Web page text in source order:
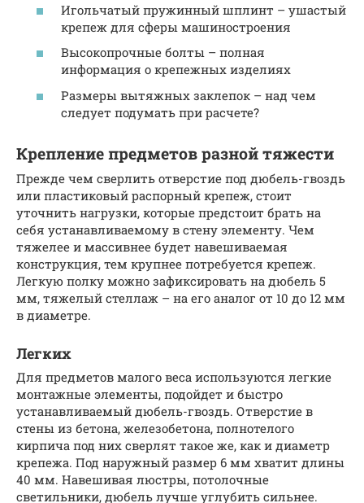
Игольчатый пружинный шплинт – ушастый
крепеж для сферы машиностроения
Высокопрочные болты – полная
информация о крепежных изделиях
Размеры вытяжных заклепок – над чем
следует подумать при расчете?
Крепление предметов разной тяжести
Прежде чем сверлить отверстие под дюбель-гвоздь
или пластиковый распорный крепеж, стоит
уточнить нагрузки, которые предстоит брать на
себя устанавливаемому в стену элементу. Чем
тяжелее и массивнее будет навешиваемая
конструкция, тем крупнее потребуется крепеж.
Легкую полку можно зафиксировать на дюбель 5
мм, тяжелый стеллаж – на его аналог от 10 до 12 мм
в диаметре.
Легких
Для предметов малого веса используются легкие
монтажные элементы, подойдет и быстро
устанавливаемый дюбель-гвоздь. Отверстие в
стены из бетона, железобетона, полнотелого
кирпича под них сверлят такое же, как и диаметр
крепежа. Под наружный размер 6 мм хватит длины
40 мм. Навешивая люстры, потолочные
светильники, дюбель лучше углубить сильнее.